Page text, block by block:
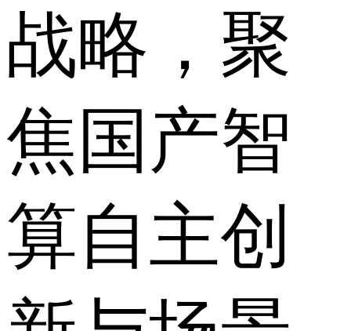
战略，聚
焦国产智
算自主创